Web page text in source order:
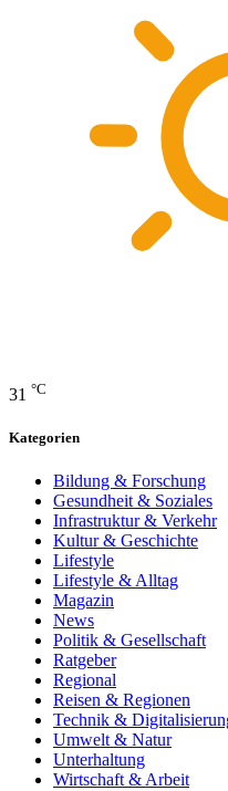
31 °C
Kategorien
Bildung & Forschung
Gesundheit & Soziales
Infrastruktur & Verkehr
Kultur & Geschichte
Lifestyle
Lifestyle & Alltag
Magazin
News
Politik & Gesellschaft
Ratgeber
Regional
Reisen & Regionen
Technik &
Umwelt & Natur
Unterhaltung
Wirtschaft & Arbeit